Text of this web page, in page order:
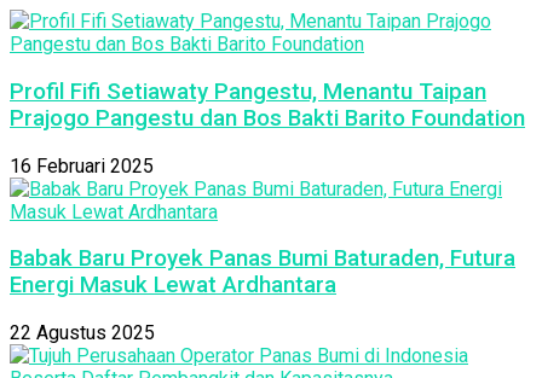
Profil Fifi Setiawaty Pangestu, Menantu Taipan
Prajogo Pangestu dan Bos Bakti Barito Foundation
16 Februari 2025
Babak Baru Proyek Panas Bumi Baturaden, Futura
Energi Masuk Lewat Ardhantara
22 Agustus 2025